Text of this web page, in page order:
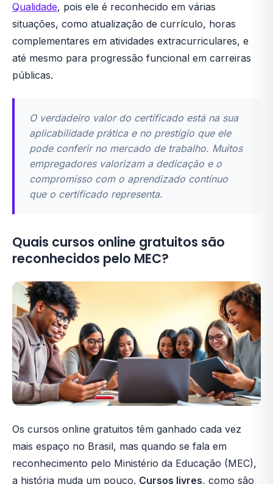
Qualidade, pois ele é reconhecido em várias
situações, como atualização de currículo, horas
complementares em atividades extracurriculares, e
até mesmo para progressão funcional em carreiras
públicas.
O verdadeiro valor do certificado está na sua
aplicabilidade prática e no prestígio que ele
pode conferir no mercado de trabalho. Muitos
empregadores valorizam a dedicação e o
compromisso com o aprendizado contínuo
que o certificado representa.
Quais cursos online gratuitos são
reconhecidos pelo MEC?
Os cursos online gratuitos têm ganhado cada vez
mais espaço no Brasil, mas quando se fala em
reconhecimento pelo Ministério da Educação (MEC),
a história muda um pouco. Cursos livres, como são